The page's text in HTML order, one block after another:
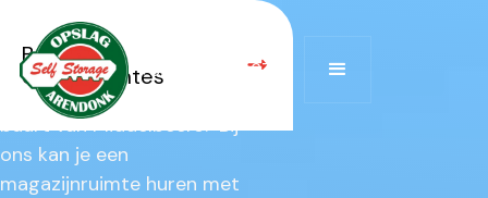
+32 474 522 672
Op zoek naar een
magazijnruimte te huur in de
buurt van Middelbeers?‎ ‍Bij
ons kan je een
magazijnruimte huren met
Bekijk alle
opslagruimtes